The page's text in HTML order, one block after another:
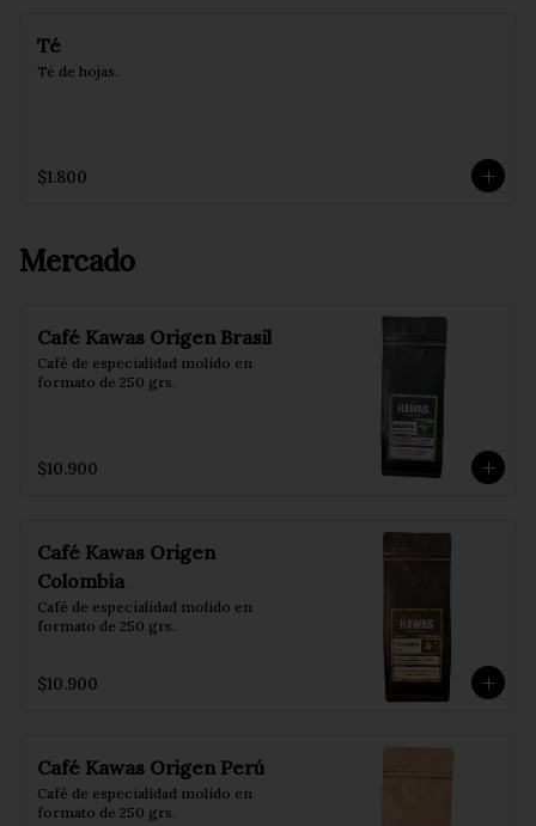
Té
Té de hojas.
$1.800
Mercado
Café Kawas Origen Brasil
Café de especialidad molido en
formato de 250 grs.
$10.900
Café Kawas Origen
Colombia
Café de especialidad molido en
formato de 250 grs.
$10.900
Café Kawas Origen Perú
Café de especialidad molido en
formato de 250 grs.